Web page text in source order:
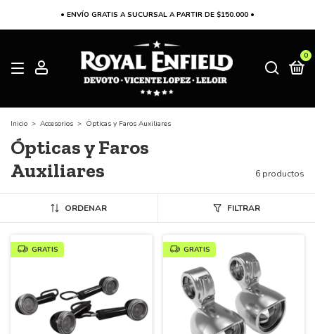
• ENVÍO GRATIS A SUCURSAL A PARTIR DE $150.000 •
0
Inicio > Accesorios > Ópticas y Faros Auxiliares
Ópticas y Faros
Auxiliares
6 productos
ORDENAR FILTRAR
GRATIS GRATIS